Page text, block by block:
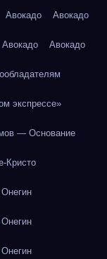
Авокадо Авокадо
Авокадо Авокадо
экспрессе»
— Основание
Кристо